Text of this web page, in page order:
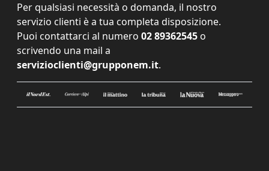
Per qualsiasi necessità o domanda, il nostro
servizio clienti è a tua completa disposizione.
Puoi contattarci al numero 02 89362545 o
scrivendo una mail a
servizioclienti@grupponem.it.